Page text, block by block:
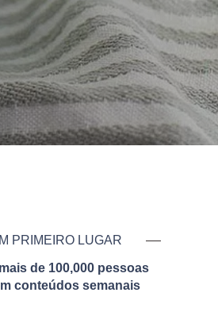
PRIMEIRO LUGAR
de 100,000 pessoas
conteúdos semanais